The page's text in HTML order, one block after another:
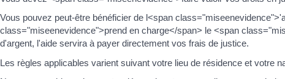
Vous pouvez peut-être bénéficier de l<span
class="miseenevidence">prend en charge</span> le <span
d'argent, l'aide servira à payer directement vos frais de justice.
Les règles applicables varient suivant votre lieu de résidence et votre